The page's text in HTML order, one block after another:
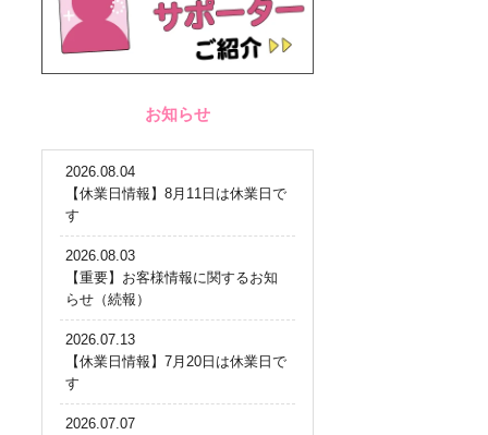
お知らせ
2026.08.04
【休業日情報】8月11日は休業日で
す
2026.08.03
【重要】お客様情報に関するお知
らせ（続報）
2026.07.13
【休業日情報】7月20日は休業日で
す
2026.07.07